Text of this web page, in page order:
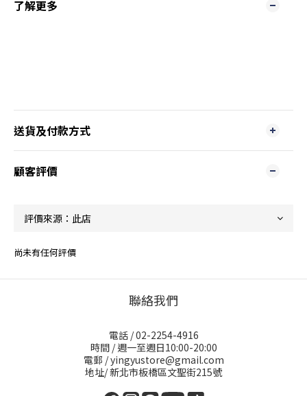
了解更多
送貨及付款方式
顧客評價
尚未有任何評價
聯絡我們
電話 / 02-2254-4916
時間 / 週一至週日10:00-20:00
電郵 / yingyustore@gmail.com
地址/ 新北市板橋區文聖街215號